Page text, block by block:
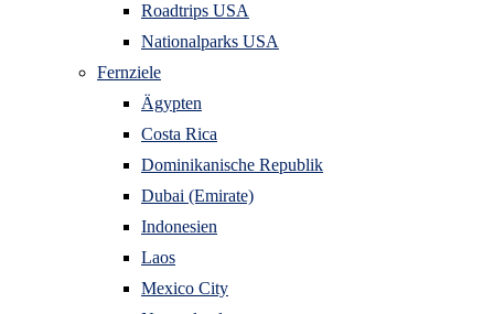
Roadtrips USA
Nationalparks USA
Fernziele
Ägypten
Costa Rica
Dominikanische Republik
Dubai (Emirate)
Indonesien
Laos
Mexico City